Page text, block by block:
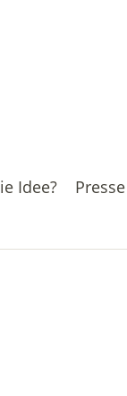
Idee? Presse